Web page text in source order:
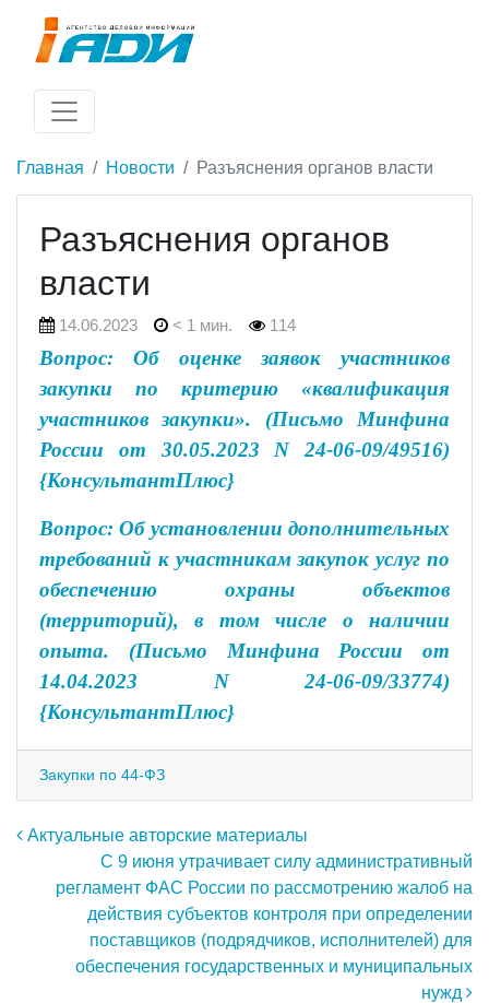
Главная Новости Разъяснения органов власти
Разъяснения органов
власти
14.06.2023 < 1 мин. 114
Вопрос: Об оценке заявок участников
закупки по критерию «квалификация
участников закупки». (Письмо Минфина
России от 30.05.2023 N 24-06-09/49516)
{КонсультантПлюс}
Вопрос: Об установлении дополнительных
требований к участникам закупок услуг по
обеспечению охраны объектов
(территорий), в том числе о наличии
опыта. (Письмо Минфина России от
14.04.2023 N 24-06-09/33774)
{КонсультантПлюс}
Закупки по 44-ФЗ
Навигация по записям
Актуальные авторские материалы
С 9 июня утрачивает силу административный
регламент ФАС России по рассмотрению жалоб на
действия субъектов контроля при определении
поставщиков (подрядчиков, исполнителей) для
обеспечения государственных и муниципальных
нужд